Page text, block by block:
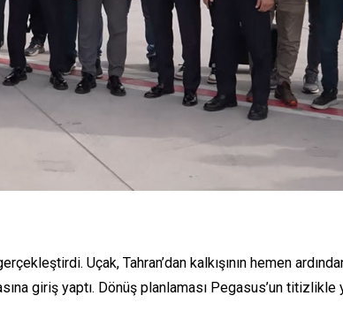
Uçak, Tahran’dan kalkışının hemen
giriş yaptı. Dönüş planlaması Pegasus’un titizlikle